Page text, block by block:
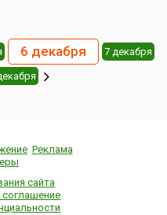
6 декабря 7 декабря
Реклама
сайта